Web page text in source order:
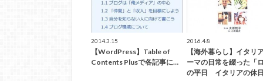
2014.3.15
【WordPress】Table of
Contents Plusで各記事に…
2016.4.8
【海外暮らし】イタリ
ーマの日常を綴った「
の平日 イタリアの休